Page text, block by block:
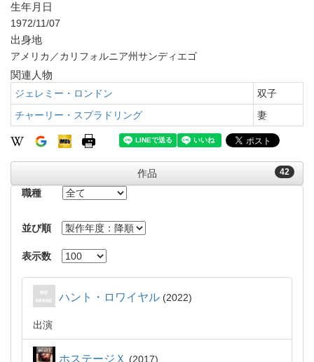
生年月日
1972/11/07
出身地
アメリカ／カリフォルニア州サンディエゴ
関連人物
ジェレミー・ロンドン
双子
チャーリー・スプラドリング
妻
42
作品
職種
並び順
表示数
ハント・ロワイヤル 2022
出演
ホステージＸ 2017